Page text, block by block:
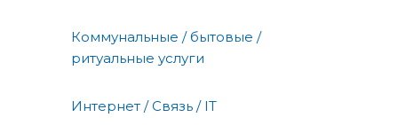
Коммунальные / бытовые /
ритуальные услуги
Интернет / Связь / IT